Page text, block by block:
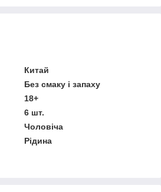
Китай
Без смаку і запаху
18+
6 шт.
Чоловіча
Рідина